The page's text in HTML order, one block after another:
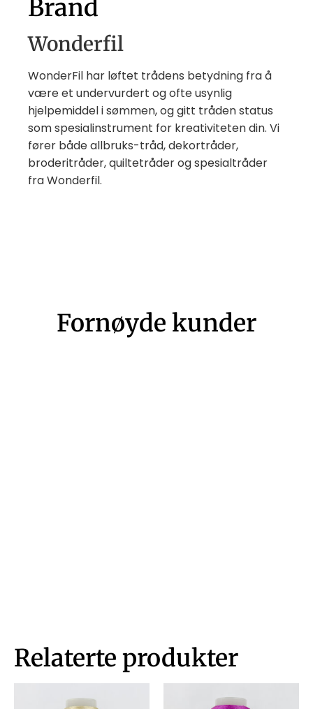
Brand
Wonderfil
WonderFil har løftet trådens betydning fra å
være et undervurdert og ofte usynlig
hjelpemiddel i sømmen, og gitt tråden status
som spesialinstrument for kreativiteten din. Vi
fører både allbruks-tråd, dekortråder,
broderitråder, quiltetråder og spesialtråder
fra Wonderfil.
Fornøyde kunder
Relaterte produkter